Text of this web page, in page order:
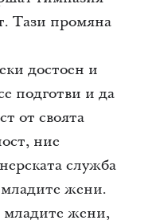
Тази промяна
достоен и
подготви и да
от своята
ние
служба
жени.
младите жени,